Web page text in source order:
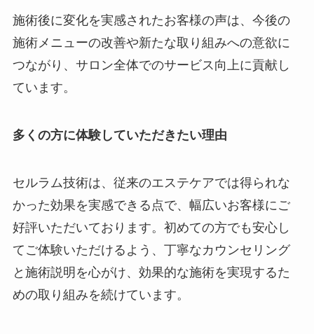
施術後に変化を実感されたお客様の声は、今後の
施術メニューの改善や新たな取り組みへの意欲に
つながり、サロン全体でのサービス向上に貢献し
ています。
多くの方に体験していただきたい理由
セルラム技術は、従来のエステケアでは得られな
かった効果を実感できる点で、幅広いお客様にご
好評いただいております。初めての方でも安心し
てご体験いただけるよう、丁寧なカウンセリング
と施術説明を心がけ、効果的な施術を実現するた
めの取り組みを続けています。